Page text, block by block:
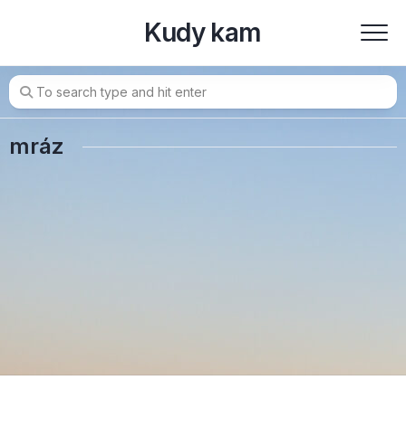
Kudy kam
mráz